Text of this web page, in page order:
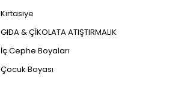
Kırtasiye
GIDA & ÇİKOLATA ATIŞTIRMALIK
İç Cephe Boyaları
Çocuk Boyası